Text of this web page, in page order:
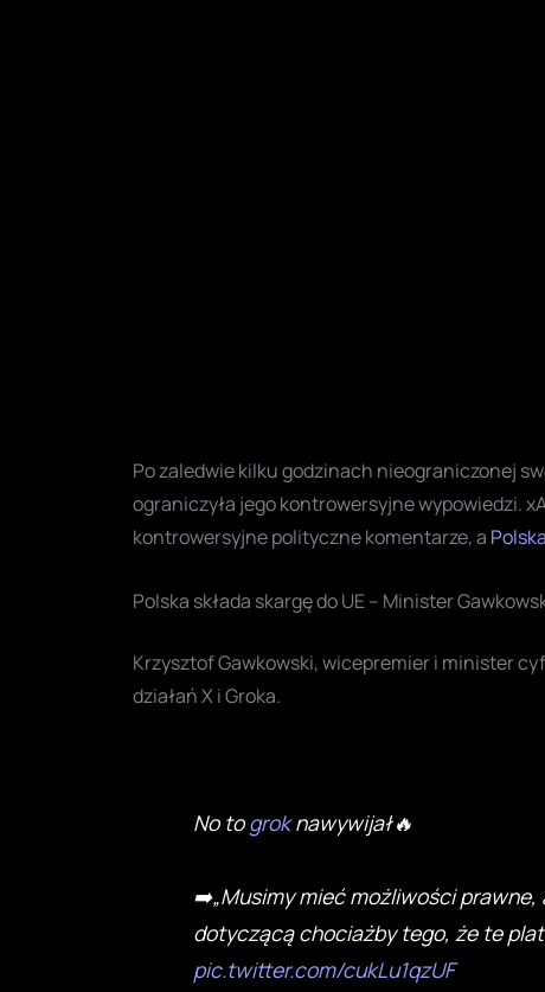
Po zaledwie kilku godzinach nieograniczonej
ograniczyła jego kontrowersyjne wypowiedzi.
kontrowersyjne polityczne komentarze, a Polska
Polska składa skargę do UE – Minister
Krzysztof Gawkowski, wicepremier i minister
działań X i Groka.
No togroknawywijał🔥
➡️„Musimy mieć możliwości
dotyczącą chociażby tego, że te
pic.twitter.com/cukLu1qzUF